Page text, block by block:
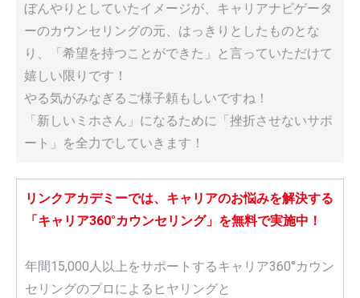
ぼんやりとしていたイメージが、キャリアナビゲータ
ーのカウンセリングの元、はっきりとしたものとな
り、「希望を持つことができた」と言っていただけて
嬉しい限りです！
やる気がみなぎるご様子頼もしいですね！
「新しいミホさん」になるために​「挫折させないサポ
ート」を全力でしていきます！
リンクアカデミーでは、キャリアのお悩みを解決する
「キャリア360°カウンセリング」を無料で実施中！
年間15,000人以上をサポートするキャリア360°カウン
セリングのプロによるヒヤリングと